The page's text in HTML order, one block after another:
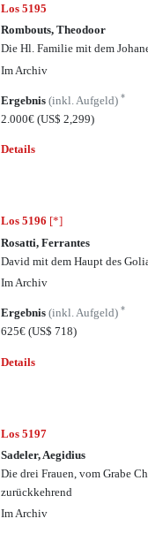
Los 5195
Rombouts, Theodoor
Die Hl. Familie mit dem
Im Archiv
Ergebnis(inkl. Aufgeld)*
2.000€(US$ 2,299)
Details
Los 5196 [*]
Rosatti, Ferrantes
David mit dem Haupt des
Im Archiv
Ergebnis(inkl. Aufgeld)*
625€(US$ 718)
Details
Los 5197
Sadeler, Aegidius
Die drei Frauen, vom Grabe
zurückkehrend
Im Archiv